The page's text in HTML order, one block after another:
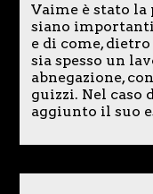
Vaime è stato
siano
e di come,
sia spesso un
abnegazione,
guizzi. Nel caso
aggiunto il suo